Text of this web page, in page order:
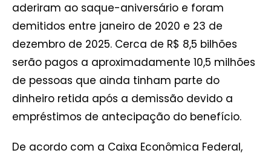
aderiram ao saque-aniversário e foram
demitidos entre janeiro de 2020 e 23 de
dezembro de 2025. Cerca de R$ 8,5 bilhões
serão pagos a aproximadamente 10,5 milhões
de pessoas que ainda tinham parte do
dinheiro retida após a demissão devido a
empréstimos de antecipação do benefício.
De acordo com a Caixa Econômica Federal,